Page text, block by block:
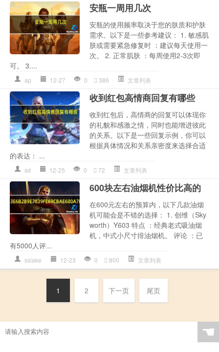
安瓶一周用几次
安瓶的使用频率取决于您的肤质和护肤
需求。以下是一些参考建议： 1. 敏感肌
肤或需要紧急修复时 ：建议每天使用一
次。 2. 正常肌肤 ：每周使用2-3次即
可。 3....
ap 12-27 0 386 文章列表
收到红包高情商回复有哪些
收到红包后，高情商的回复可以体现你
的礼貌和感激之情，同时也能增进彼此
的关系。以下是一些回复示例，你可以
根据具体情况和关系亲密度来选择合适
的表达： ...
sd 12-25 0 72 文章列表
600块左右油烟机性价比高的
在600元左右的预算内，以下几款油烟
机可能会是不错的选择： 1. 创维（Sky
worth）Y603 特点 ：经典老式吸油烟
机，中式小尺寸排油烟机。 评论 ：已
有5000人评...
sslake 12-23 0 800 文章列表
1 2 下一页 尾页
☚